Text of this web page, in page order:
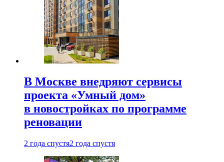
В Москве внедряют сервисы
проекта «Умный дом»
в новостройках по программе
реновации
2 года спустя2 года спустя